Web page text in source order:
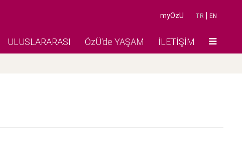
TR EN
myOzU
ULUSLARARASI ÖzÜ'de YAŞAM İLETİŞİM